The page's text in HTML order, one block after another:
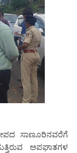
ಸಾಣೂರಿನವರೆಗೆ
ಅಪಘಾತಗಳ